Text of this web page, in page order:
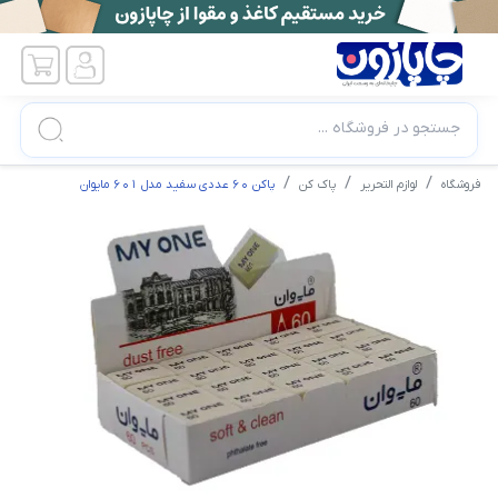
جستجو در فروشگاه ...
فروشگاه لوازم التحریر پاک کن پاکن 60 عددی سفید مدل 601 مایوان